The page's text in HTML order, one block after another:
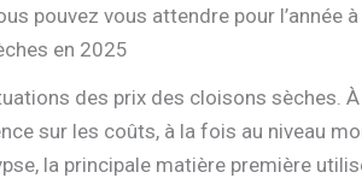
pouvez vous attendre pour l’année à
en 2025
des prix des cloisons sèches. À
sur les coûts, à la fois au niveau
la principale matière première